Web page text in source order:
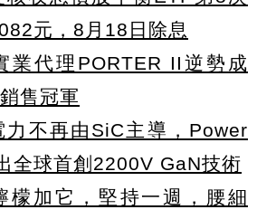
元，8月18日除息
業代理PORTER II逆勢成
售冠軍
力不再由SiC主導，Power
全球首創2200V GaN技術
檬加它，堅持一週，腰細